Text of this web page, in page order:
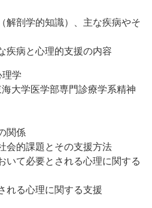
解剖学的知識）、主な疾病やそ
疾病と心理的支援の内容
理学
大学医学部専門診療学系精神
関係
会的課題とその支援方法
いて必要とされる心理に関する
れる心理に関する支援